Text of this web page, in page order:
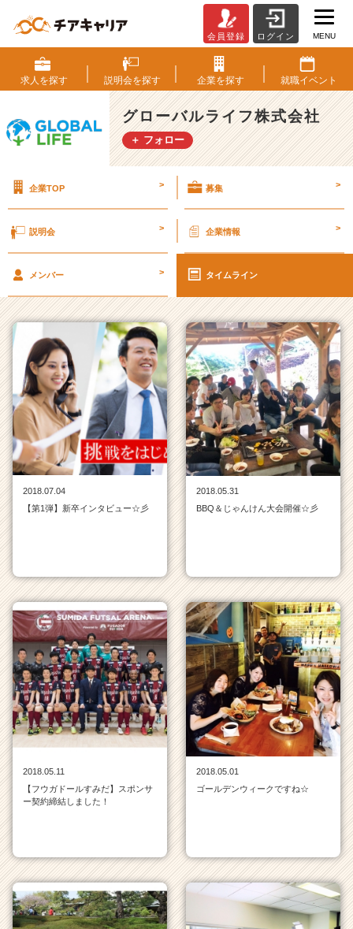
ロ
ー
バ
ル
ラ
イ
会
タ
イ
ン
一
覧
|
ン
チ
ャ
ー・
長
カ
ウ
ト
が
届
く
就
活
サ
チ
（C
h
e
会員登録 ログイン MENU
求人を探す 説明会を探す 企業を探す 就職イベント
グローバルライフ株式会社
＋ フォロー
企業TOP > 募集 >
説明会 > 企業情報 >
メンバー > タイムライン
2018.07.04
【第1弾】新卒インタビュー☆彡
2018.05.31
BBQ＆じゃんけん大会開催☆彡
2018.05.11
【フウガドールすみだ】スポンサ
ー契約締結しました！
2018.05.01
ゴールデンウィークですね☆